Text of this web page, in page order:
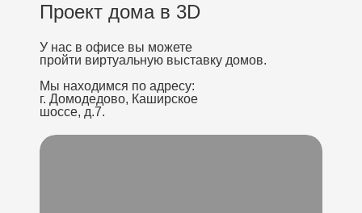
Проект дома в 3D
У нас в офисе вы можете
пройти виртуальную выставку домов.
Мы находимся по адресу:
г. Домодедово, Каширское
шоссе, д.7.